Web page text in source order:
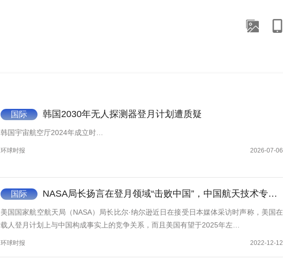
国际 韩国2030年无人探测器登月计划遭质疑
韩国宇宙航空厅2024年成立时…
环球时报 2026-07-06
国际 NASA局长扬言在登月领域“击败中国”，中国航天技术专家批驳其指责
美国国家航空航天局（NASA）局长比尔·纳尔逊近日在接受日本媒体采访时声称，美国在
载人登月计划上与中国构成事实上的竞争关系，而且美国有望于2025年左…
环球时报 2022-12-12